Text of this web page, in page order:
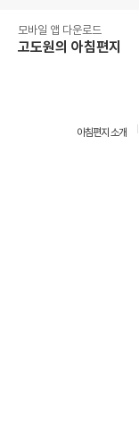
모바일 앱 다운로드
고도원의 아침편지
아침편지 소개